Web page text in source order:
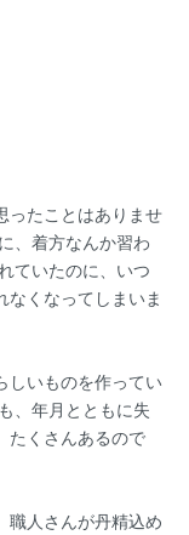
ったことはありませ
、着方なんか習わ
ていたのに、いつ
くなってしまいま
しいものを作ってい
、年月とともに失
たくさんあるので
職人さんが丹精込め